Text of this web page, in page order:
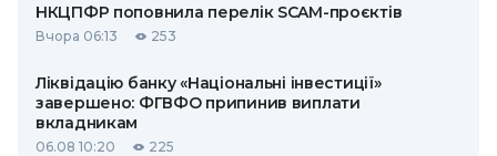
НКЦПФР поповнила перелік SCAM-проєктів
Вчора 06:13 253
Ліквідацію банку «Національні інвестиції»
завершено: ФГВФО припинив виплати
вкладникам
06.08 10:20 225